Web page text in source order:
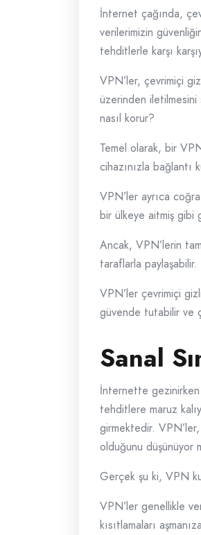
İnternet çağında,
verilerimizin
tehditlerle karşı
VPN’ler, çevrimiçi
üzerinden iletilmesini
nasıl korur?
Temel olarak, bir
cihazınızla
VPN’ler ayrıca
bir ülkeye aitmiş gibi
Ancak, VPN’lerin
taraflarla
VPN’ler çevrimiçi
güvende tutabilir ve
Sanal
İnternette gezinirken
tehditlere maruz
girmektedir.
olduğunu düşünüyor
Gerçek şu ki, VPN
VPN’ler genellikle
kısıtlamaları